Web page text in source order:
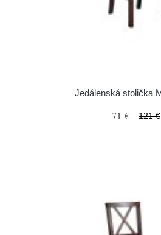
Jedálenská stolička
71 € 121 €